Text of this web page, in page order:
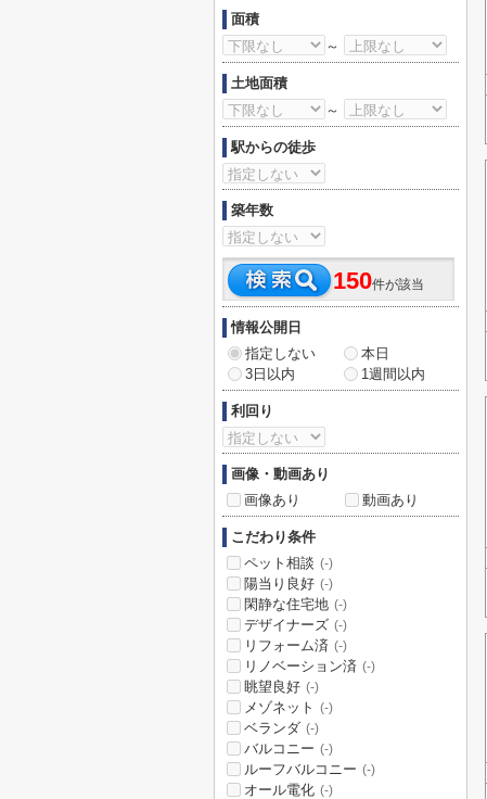
面積
～
土地面積
～
駅からの徒歩
築年数
150件が該当
情報公開日
指定しない
本日
3日以内
1週間以内
利回り
画像・動画あり
画像あり
動画あり
こだわり条件
ペット相談 (-)
陽当り良好 (-)
閑静な住宅地 (-)
デザイナーズ (-)
リフォーム済 (-)
リノベーション済 (-)
眺望良好 (-)
メゾネット (-)
ベランダ (-)
バルコニー (-)
ルーフバルコニー (-)
オール電化 (-)